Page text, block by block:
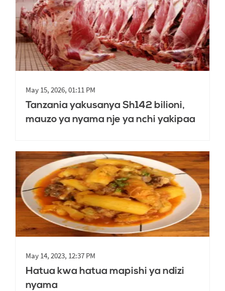
May 15, 2026, 01:11 PM
Tanzania yakusanya Sh142 bilioni,
mauzo ya nyama nje ya nchi yakipaa
May 14, 2023, 12:37 PM
Hatua kwa hatua mapishi ya ndizi
nyama